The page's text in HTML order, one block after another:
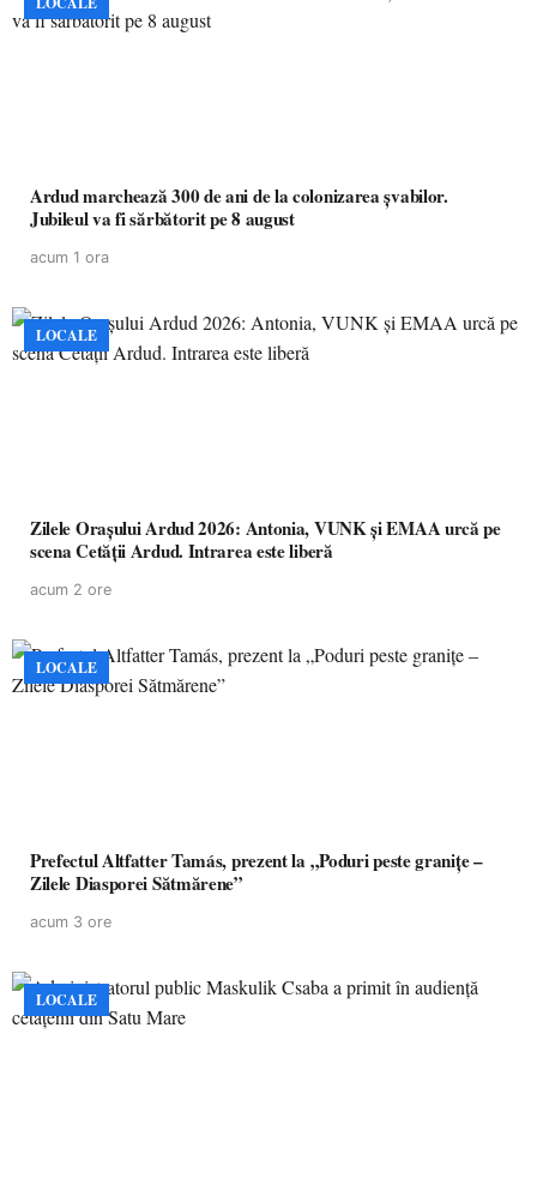
Ardud marchează 300 de ani de la colonizarea șvabilor.
Jubileul va fi sărbătorit pe 8 august
acum 1 ora
LOCALE
Zilele Orașului Ardud 2026: Antonia, VUNK și EMAA urcă pe
scena Cetății Ardud. Intrarea este liberă
acum 2 ore
LOCALE
Prefectul Altfatter Tamás, prezent la „Poduri peste granițe –
Zilele Diasporei Sătmărene”
acum 3 ore
LOCALE